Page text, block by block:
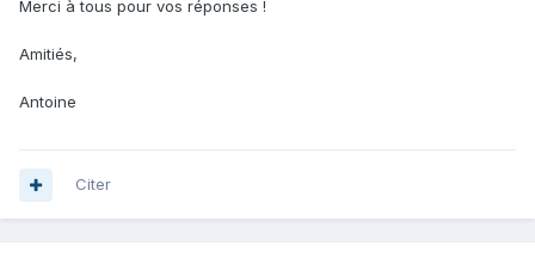
Merci à tous pour vos réponses !
Amitiés,
Antoine
Citer